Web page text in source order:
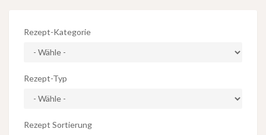
Rezept-Kategorie
Rezept-Typ
Rezept Sortierung